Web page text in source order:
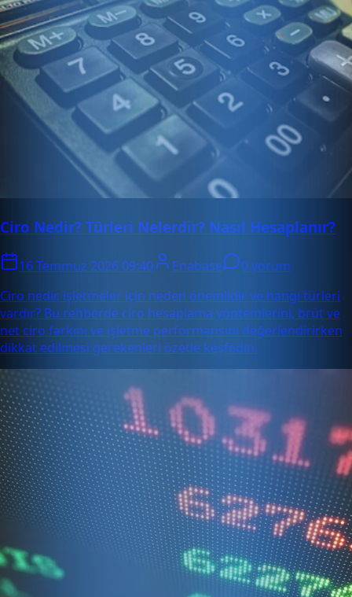
Ciro Nedir? Türleri Nelerdir? Nasıl Hesaplanır?
16 Temmuz 2026 09:40 Enabase
0 yorum
Ciro nedir, işletmeler için neden önemlidir ve hangi türleri
vardır? Bu rehberde ciro hesaplama yöntemlerini, brüt ve
net ciro farkını ve işletme performansını değerlendirirken
dikkat edilmesi gerekenleri özetle keşfedin.